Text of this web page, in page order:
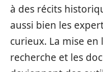
à des récits
aussi bien les
curieux. La mise
recherche et les